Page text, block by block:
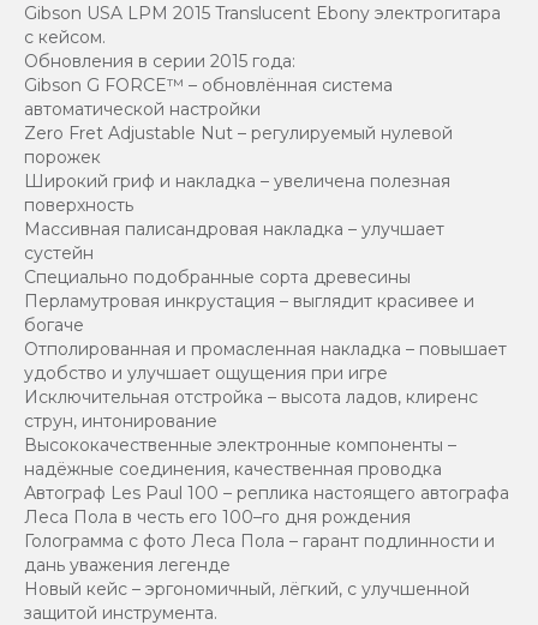
Gibson USA LPM 2015 Translucent Ebony электрогитара
с кейсом.
Обновления в серии 2015 года:
Gibson G FORCE™ – обновлённая система
автоматической настройки
Zero Fret Adjustable Nut – регулируемый нулевой
порожек
Широкий гриф и накладка – увеличена полезная
поверхность
Массивная палисандровая накладка – улучшает
сустейн
Специально подобранные сорта древесины
Перламутровая инкрустация – выглядит красивее и
богаче
Отполированная и промасленная накладка – повышает
удобство и улучшает ощущения при игре
Исключительная отстройка – высота ладов, клиренс
струн, интонирование
Высококачественные электронные компоненты –
надёжные соединения, качественная проводка
Автограф Les Paul 100 – реплика настоящего автографа
Леса Пола в честь его 100–го дня рождения
Голограмма с фото Леса Пола – гарант подлинности и
дань уважения легенде
Новый кейс – эргономичный, лёгкий, с улучшенной
защитой инструмента.